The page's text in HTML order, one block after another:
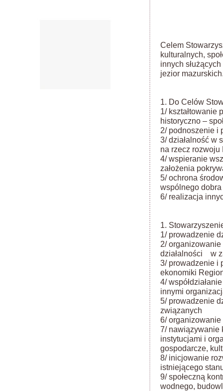
Celem
kulturalnych,
innych
jezior
1. Do Celów
1/ kształtowanie
historyczno –
2/ podnoszenie i
3/ działalność w
na rzecz
4/ wspieranie
założenia
5/ ochrona
wspólnego
6/ realizacja
1.
1/ prowadzenie
2/
działalności w
3/ prowadzenie i
ekonomiki
4/
innymi
5/ prowadzenie
6/
7/ nawiązywanie
instytucjami i
gospodarcze,
8/ inicjowanie
istniejącego
9/ społeczną
wodnego,